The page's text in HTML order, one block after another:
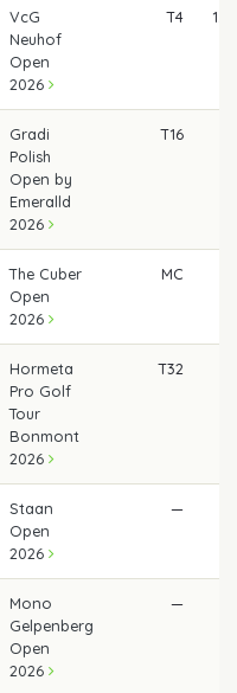
VcG
Neuhof
Open
2026
T4
Gradi
Polish
Open by
Emeralld
2026
T16
The Cuber
Open
2026
MC
Hormeta
Pro Golf
Tour
Bonmont
2026
T32
Staan
Open
2026
—
Mono
Gelpenberg
Open
2026
—